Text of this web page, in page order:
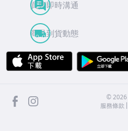
買賣即時溝通
商品到貨動態
APP Store
facebook ©2026
服務條款